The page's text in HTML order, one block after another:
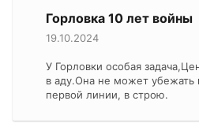
Горловка 10 лет войны
19.10.2024
У Горловки особая
в аду.Она не может убежать
первой линии, в строю.